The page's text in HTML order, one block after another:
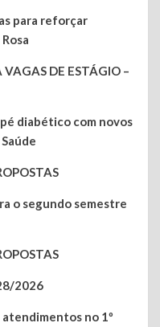
para reforçar
DE ESTÁGIO –
diabético com novos
o segundo semestre
2026
no 1º